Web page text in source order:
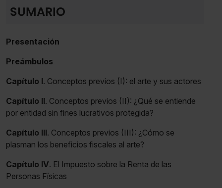
seleccionar solo aquellas que quieras permitir en tu
Saber más acerca de las cookies
SUMARIO
Presentación
Preámbulos
Capítulo I. Conceptos previos (I): el arte y sus actores
Capítulo II. Conceptos previos (II): ¿Qué se entiende
por entidad sin fines lucrativos protegida?
Capítulo III. Conceptos previos (III): ¿Cómo se
plasman los beneficios fiscales al arte?
Capítulo IV. El Impuesto sobre la Renta de las
Personas Físicas